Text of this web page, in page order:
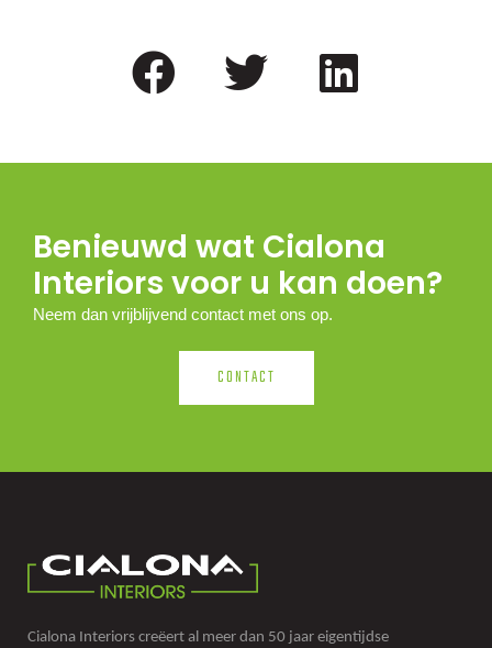
Benieuwd wat Cialona
Interiors voor u kan doen?
Neem dan vrijblijvend contact met ons op.
CONTACT
Cialona Interiors creëert al meer dan 50 jaar eigentijdse